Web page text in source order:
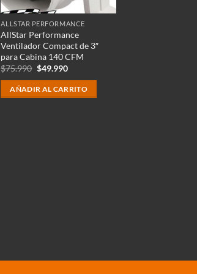
ALLSTAR PERFORMANCE
AllStar Performance
Ventilador Compact de 3″
para Cabina 140 CFM
$75.990 El
original
era:
$49.990El
actual
es:
AÑADIR AL CARRITO